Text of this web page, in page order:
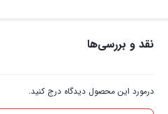
نقد و بررسی‌ها
درمورد این محصول دیدگاه درج کنید.